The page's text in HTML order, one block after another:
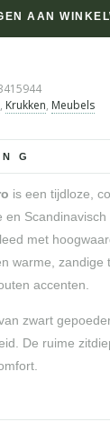
AAN
, Krukken, Meubels
is een tijdloze,
en
met
warme, zandige
accenten.
zwart
De ruime